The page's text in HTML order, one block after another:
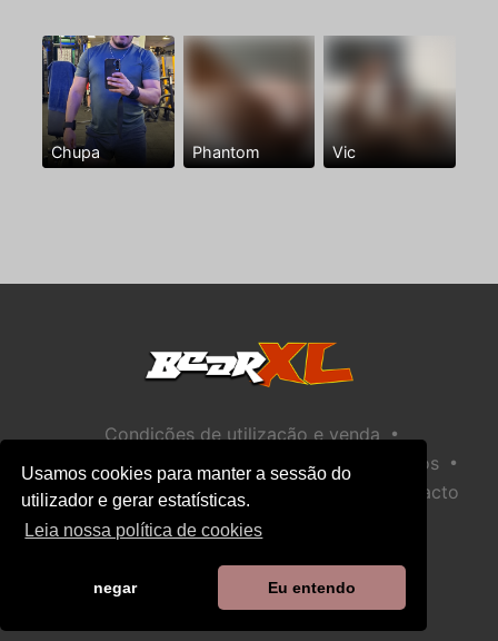
Usamos cookies para manter a sessão do
utilizador e gerar estatísticas.
Leia nossa política de cookies
negar Eu entendo
Chupa Phantom Vic
Condições de utilização e venda •
Política de privacidade Política de Biscoitos •
Política de Segurança Infantil Ajuda / Contacto